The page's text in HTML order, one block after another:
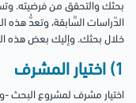
بحثك والتحقق من فرضيته.
الدّراسات السَّابقة، وتعدُّ هذه
خلال بحثك. وإليك بعض هذه
1) اختيار المشرف
اختيار مشرف لمشروع البحث -